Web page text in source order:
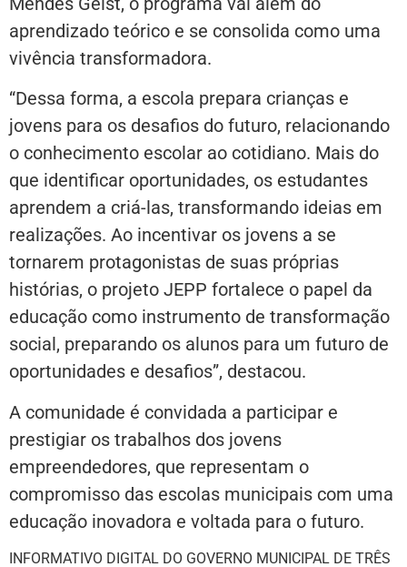
aprendizado teórico e se consolida como uma
vivência transformadora.
“Dessa forma, a escola prepara crianças e
jovens para os desafios do futuro, relacionando
o conhecimento escolar ao cotidiano. Mais do
que identificar oportunidades, os estudantes
aprendem a criá-las, transformando ideias em
realizações. Ao incentivar os jovens a se
tornarem protagonistas de suas próprias
histórias, o projeto JEPP fortalece o papel da
educação como instrumento de transformação
social, preparando os alunos para um futuro de
oportunidades e desafios”, destacou.
A comunidade é convidada a participar e
prestigiar os trabalhos dos jovens
empreendedores, que representam o
compromisso das escolas municipais com uma
educação inovadora e voltada para o futuro.
INFORMATIVO DIGITAL DO GOVERNO MUNICIPAL DE TRÊS